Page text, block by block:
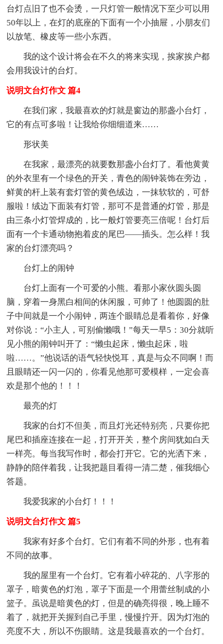
台灯点旧了也不会烫，一只灯管一般情况下至少可以用
50年以上，在灯的底座的下面有一个小抽屉，小朋友们
以放笔、橡皮等一些小东西。
我的这个设计将会在不久的将来实现，挨家挨户都
会用我设计的台灯。
说明文台灯作文 篇4
在我们家，我最喜欢的灯就是窗边的那盏小台灯，
它的有点可多啦！让我给你细细道来……
形状美
在我家，最漂亮的就要数那盏小台灯了。看他黄黄
的外衣里有一个绿色的开关，青色的闹钟装饰在旁边，
鲜黄的杆上装有套灯管的黄色绒边，一抹软软的，可舒
服啦！绒边下面装有灯管，那可不是普通的灯管，那是
由三条小灯管焊成的，比一般灯管要亮三倍呢！台灯后
面有一个卡通动物抱着皮的尾巴——插头。怎么样！我
家的台灯漂亮吗？
台灯上的闹钟
台灯上面有一个可爱的小熊。看那小家伙圆头圆
脑，穿着一身黑白相间的休闲服，可帅了！他圆圆的肚
子中间就是一个小闹钟，两连个眼睛总是看着你，好像
对你说：“小主人，可别偷懒哦！”每天一早5：30分就听
见小熊的闹钟叫开了：“懒虫起床，懒虫起床，啦
啦……。”他说话的语气轻快悦耳，真是与众不同啊！而
且眼睛还一闪一闪的，你看见他那可爱模样，一定会喜
欢是那个他的！！！
最亮的灯
我家的台灯不但美，而且灯光还特别亮，只要你把
尾巴和插座连接在一起，打开开关，整个房间犹如白天
一样亮。每当我写作时，都会打开它。它的光洒下来，
静静的陪伴着我，让我把题目看得一清二楚，催我细心
答题。
我爱我家的小台灯！！！
说明文台灯作文 篇5
我家有好多个台灯。它们有着不同的外形，也有着
不同的故事。
我的屋里有一个台灯。它有着小碎花的、八字形的
罩子，暗黄色的灯泡，罩子下面是一个用蕾丝制成的小
篮子。虽说是暗黄色的灯，但是的确亮得很，晚上睡不
着了，就把开关握到自己手里，慢慢拧开。因为灯泡的
亮度不大，所以不伤眼睛。这是我最喜欢的一个台灯。